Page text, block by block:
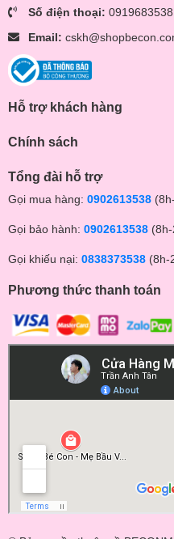
Số điện thoại: 0919683538
Email:
Hỗ trợ khách hàng
Chính sách
Tổng đài hỗ trợ
Gọi mua hàng: 0902613538
Gọi bảo hành: 0902613538
Gọi khiếu nại: 0838373538 (8h-
Phương thức thanh toán